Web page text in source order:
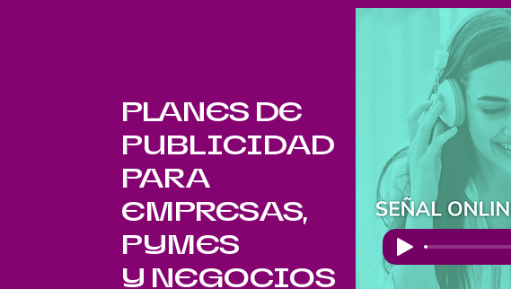
PLANES DE
PUBLICIDAD
PARA
EMPRESAS,
PYMES
Y NEGOCIOS